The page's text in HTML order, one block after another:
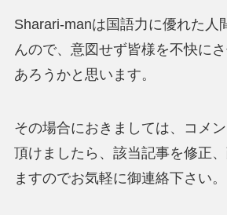
Sharari-manは国語力に優れた人
んので、意図せず皆様を不快に
あろうかと思います。
その場合におきましては、コメ
頂けましたら、該当記事を修正
ますのでお気軽に御連絡下さい。